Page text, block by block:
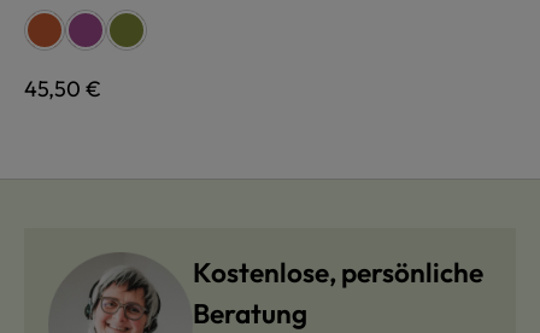
Farbe auswählen
orangelila grün
Regulärer Preis:
45,50 €
Kostenlose, persönliche
Beratung